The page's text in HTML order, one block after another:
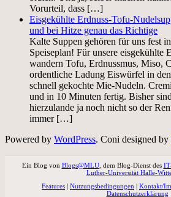
Vorurteil, dass […]
Eisgekühlte Erdnuss-Tofu-
und bei Hitze genau das Richtige
Kalte Suppen gehören für uns fest
Speiseplan! Für unsere eisgekühlte
wandern Tofu, Erdnussmus, Miso,
ordentliche Ladung Eiswürfel in
schnell gekochte Mie-Nudeln.
und in 10 Minuten fertig. Bisher
hierzulande ja noch nicht so der
immer […]
Powered by WordPress. Coni designed by
Ein Blog von Blogs@MLU, dem Blog-Dienst des
Luther-Universität Halle-
Features
Nutzungsbedingungen Kontakt/
Datenschutzerklärung